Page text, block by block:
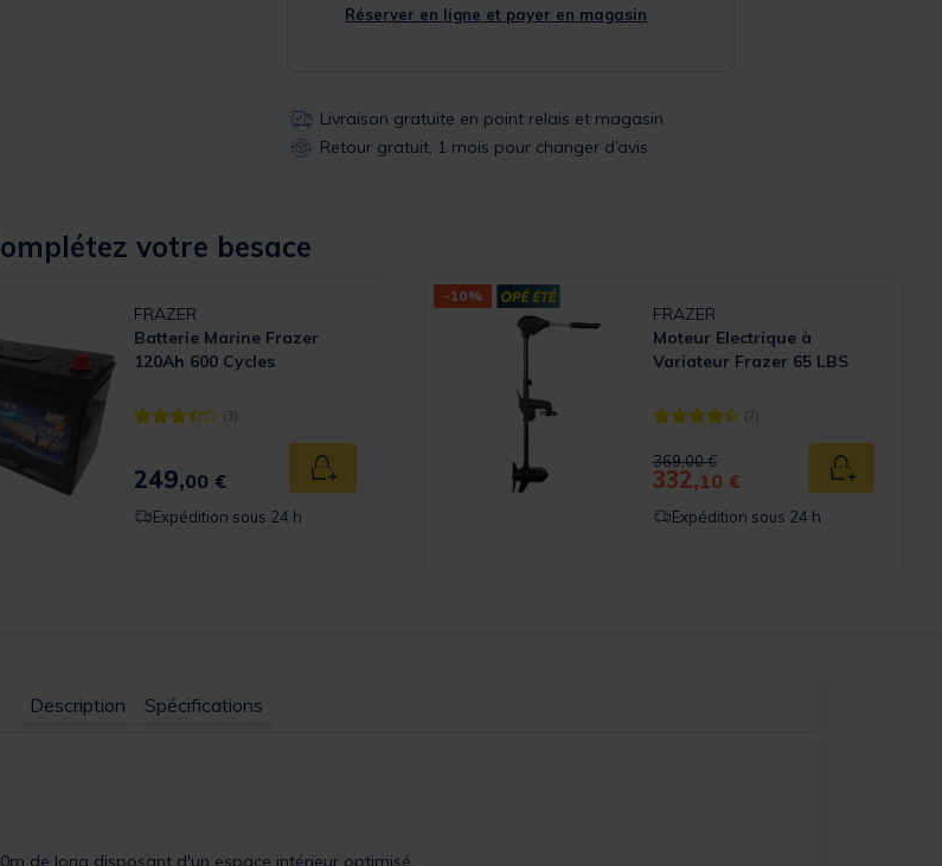
Réserver en ligne et payer en magasin
Livraison gratuite en point relais et magasin
Retour gratuit, 1 mois pour changer d’avis
votre besace
FRAZER
Batterie Marine Frazer
120Ah 600 Cycles
[object Object] out of 5 Customer Rating
(3)
249,00 € Ajouter au panier
Expédition sous 24 h
-10%
FRAZER
Moteur Electrique à
Variateur Frazer 65 LBS
[object Object] out of 5 Customer
(7)
Price reduced from
369,00 €to
332,10 € Ajouter au
Expédition sous 24 h
Description Spécifications
de long disposant d'un espace intérieur optimisé.